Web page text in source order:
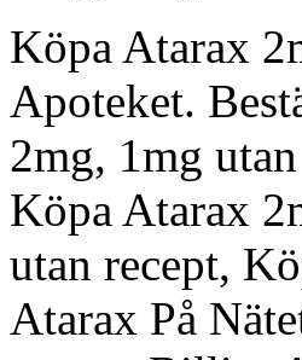
Köpa Atarax
Apoteket.
2mg, 1mg
Köpa Atarax
utan recept,
Atarax På